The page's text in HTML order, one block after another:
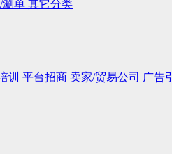
涮单 其它分类
训 平台招商 卖家/贸易公司 广告